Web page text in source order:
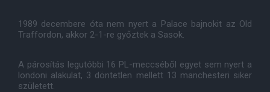
1989 decembere óta nem nyert a Palace bajnokit az Old
Traffordon, akkor 2-1-re győztek a Sasok.
A párosítás legutóbbi 16 PL-meccséből egyet sem nyert a
londoni alakulat, 3 döntetlen mellett 13 manchesteri siker
született.